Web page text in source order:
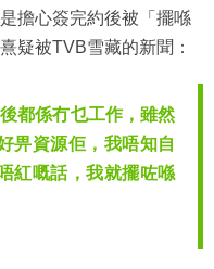
擔心簽完約後被「擺喺
疑被TVB雪藏的新聞：
都係冇乜工作，雖然
畀資源佢，我唔知自
紅嘅話，我就擺咗喺